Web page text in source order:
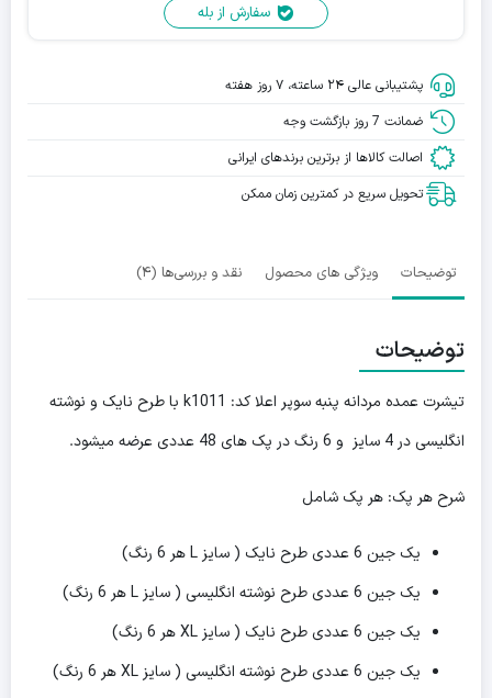
سفارش از بله
پشتیبانی عالی ۲۴ ساعته، ۷ روز هفته
ضمانت 7 روز بازگشت وجه
اصالت کالاها از برترین برندهای ایرانی
تحویل سریع در کمترین زمان ممکن
توضیحات ویژگی های محصول نقد و بررسی‌ها (4)
توضیحات
تیشرت عمده مردانه پنبه سوپر اعلا کد: k1011 با طرح نایک و نوشته
انگلیسی در 4 سایز و 6 رنگ در پک های 48 عددی عرضه میشود.
شرح هر پک: هر پک شامل
یک جین 6 عددی طرح نایک ( سایز L هر 6 رنگ)
یک جین 6 عددی طرح نوشته انگلیسی ( سایز L هر 6 رنگ)
یک جین 6 عددی طرح نایک ( سایز XL هر 6 رنگ)
یک جین 6 عددی طرح نوشته انگلیسی ( سایز XL هر 6 رنگ)